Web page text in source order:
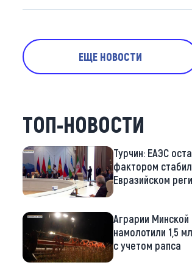
ЕЩЕ НОВОСТИ
ТОП-НОВОСТИ
Турчин: ЕАЭС
фактором
Евразийском
Аграрии Минской
намолотили 1,5
с учетом рапса